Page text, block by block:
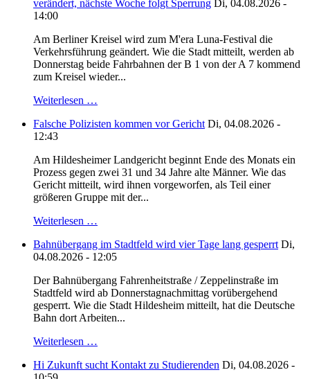
verändert, nächste Woche folgt Sperrung Di, 04.08.2026 -
14:00
Am Berliner Kreisel wird zum M'era Luna-Festival die
Verkehrsführung geändert. Wie die Stadt mitteilt, werden ab
Donnerstag beide Fahrbahnen der B 1 von der A 7 kommend
zum Kreisel wieder...
Weiterlesen …
Falsche Polizisten kommen vor Gericht Di, 04.08.2026 -
12:43
Am Hildesheimer Landgericht beginnt Ende des Monats ein
Prozess gegen zwei 31 und 34 Jahre alte Männer. Wie das
Gericht mitteilt, wird ihnen vorgeworfen, als Teil einer
größeren Gruppe mit der...
Weiterlesen …
Bahnübergang im Stadtfeld wird vier Tage lang gesperrt Di,
04.08.2026 - 12:05
Der Bahnübergang Fahrenheitstraße / Zeppelinstraße im
Stadtfeld wird ab Donnerstagnachmittag vorübergehend
gesperrt. Wie die Stadt Hildesheim mitteilt, hat die Deutsche
Bahn dort Arbeiten...
Weiterlesen …
Hi Zukunft sucht Kontakt zu Studierenden Di, 04.08.2026 -